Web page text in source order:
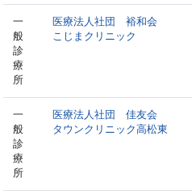
一
般
診
療
所
医療法人社団 裕和会
こじまクリニック
一
般
診
療
所
医療法人社団 佳友会
タウンクリニック高松東